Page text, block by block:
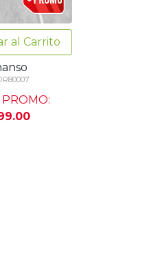
al Carrito
PROMO: